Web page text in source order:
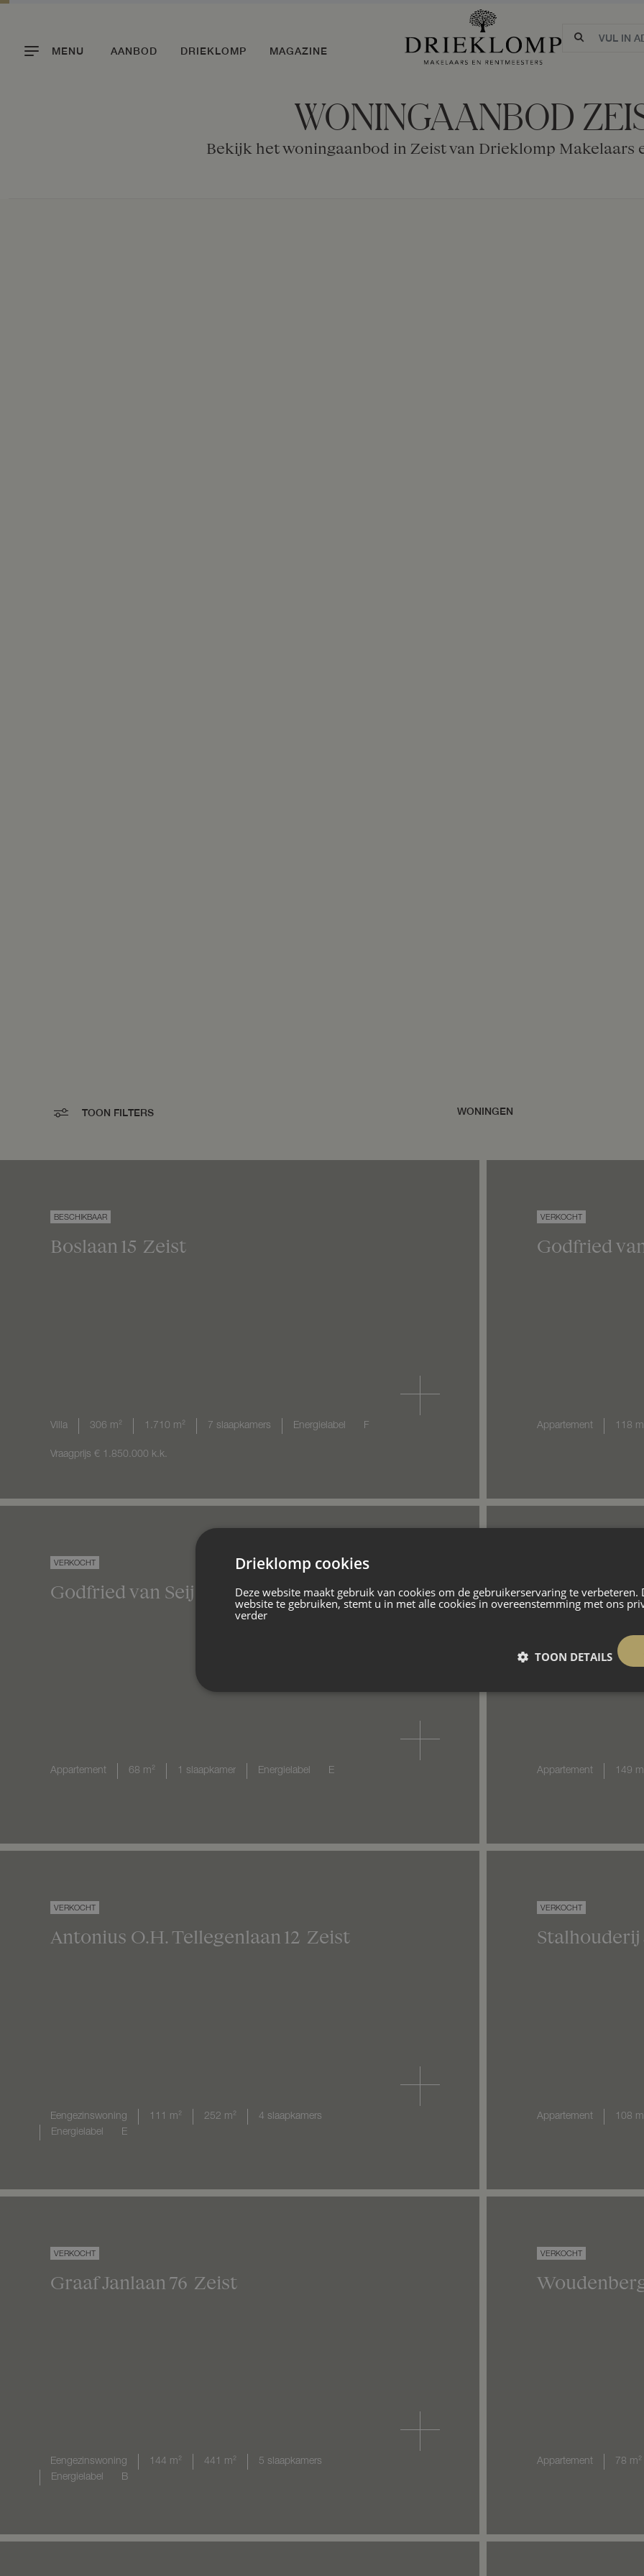
MENU AANBOD DRIEKLOMP MAGAZINE
WONINGAANBOD
Bekijk het woningaanbod in Zeist van Drieklomp Makelaars
TOON FILTERS
Boslaan 15 Zeist
Vraagprijs € 1.850.000 k.k.
Villa 306 m² 1.710 m² 7 slaapkamers Energielabel F
VERKOCHT
Godfried
Appartement 118
VERKOCHT
Godfried van Seijstlaan27D 9 Zeist
Appartement 68 m² 1 slaapkamer Energielabel E
Stalhouderij
Appartement 149
VERKOCHT
Antonius O.H. Tellegenlaan 12 Zeist
Eengezinswoning 111 m² 252 m²
4 slaapkamers
Energielabel
E
VERKOCHT
Stalhouderij
Appartement 108
VERKOCHT
Graaf Janlaan 76 Zeist
Eengezinswoning 144 m² 441 m²
5 slaapkamers
Energielabel
B
VERKOCHT
Appartement 78 m²
Drieklomp cookies
Deze website maakt gebruik van cookies om de gebruikerservaring te verbeteren.
website te gebruiken, stemt u in met alle cookies in overeenstemming met ons
verder
TOON DETAILS